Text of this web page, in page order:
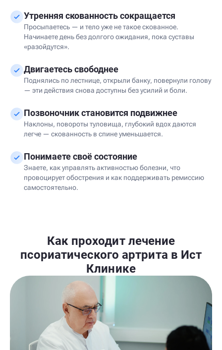
Утренняя скованность сокращается
Просыпаетесь — и тело уже не такое скованное.
Начинаете день без долгого ожидания, пока суставы
«разойдутся».
Двигаетесь свободнее
Поднялись по лестнице, открыли банку, повернули голову
— эти действия снова доступны без усилий и боли.
Позвоночник становится подвижнее
Наклоны, повороты туловища, глубокий вдох даются
легче — скованность в спине уменьшается.
Понимаете своё состояние
Знаете, как управлять активностью болезни, что
провоцирует обострения и как поддерживать ремиссию
самостоятельно.
Как проходит лечение
псориатического артрита в Ист
Клинике